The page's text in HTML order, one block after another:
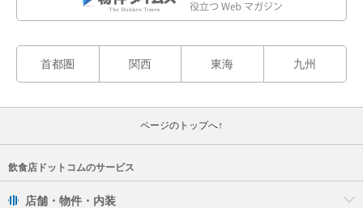
首都圏 関西 東海 九州
ページのトップへ↑
飲食店ドットコムのサービス
店舗・物件・内装